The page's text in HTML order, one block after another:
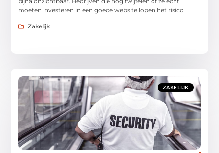
moeten investeren in een goede website lopen het risico
Zakelijk
ZAKELIJK